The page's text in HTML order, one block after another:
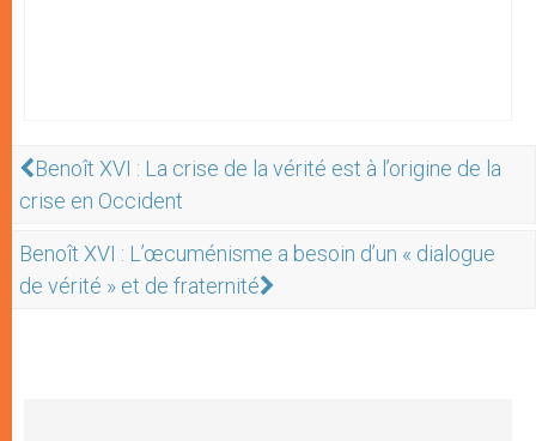
Benoît XVI : La crise de la vérité est à l’origine de la
crise en Occident
Benoît XVI : L’œcuménisme a besoin d’un « dialogue
de vérité » et de fraternité